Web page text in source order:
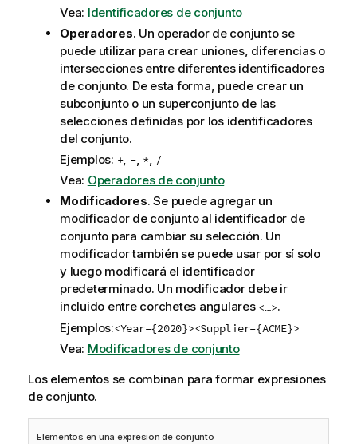
Vea: Identificadores de conjunto
Operadores. Un operador de conjunto se
puede utilizar para crear uniones, diferencias o
intersecciones entre diferentes identificadores
de conjunto. De esta forma, puede crear un
subconjunto o un superconjunto de las
selecciones definidas por los identificadores
del conjunto.
Ejemplos: +, -, *, /
Vea: Operadores de conjunto
Modificadores. Se puede agregar un
modificador de conjunto al identificador de
conjunto para cambiar su selección. Un
modificador también se puede usar por sí solo
y luego modificará el identificador
predeterminado. Un modificador debe ir
incluido entre corchetes angulares <…>.
Ejemplos:<Year={2020}><Supplier={ACME}>
Vea: Modificadores de conjunto
Los elementos se combinan para formar expresiones
de conjunto.
Elementos en una expresión de conjunto